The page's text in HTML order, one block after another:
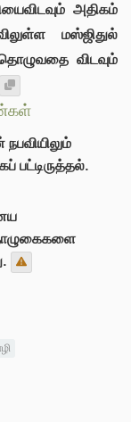
அதிகம்
மஸ்ஜிதுல்
விடவும்
பட்டிருத்தல்.